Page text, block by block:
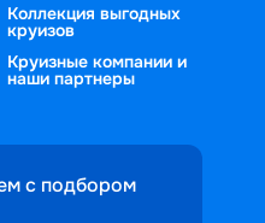
Коллекция выгодных
круизов
Круизные компании и
наши партнеры
с подбором